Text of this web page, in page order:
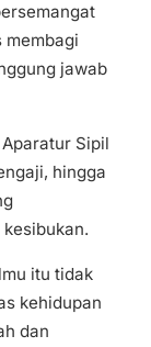
membagi
jawab
Sipil
hingga
itu tidak
kehidupan
dan